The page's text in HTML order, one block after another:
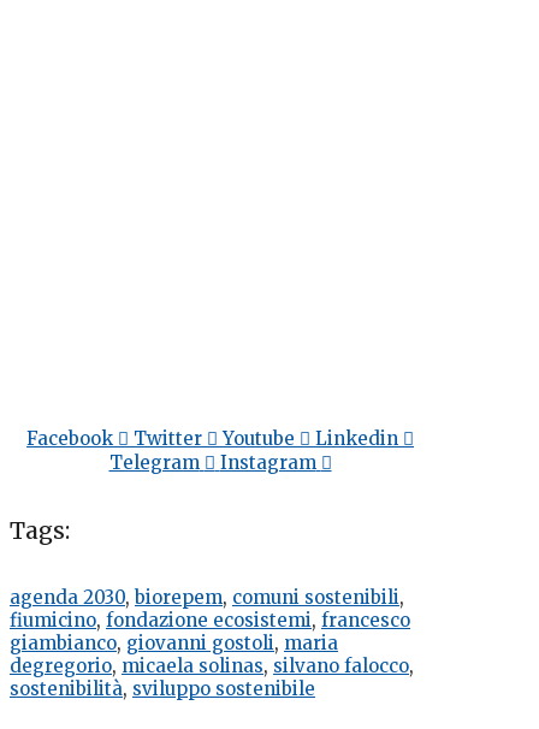
Facebook Twitter Youtube
Linkedin
Telegram
Instagram
Tags:
agenda 2030, biorepem, comuni sostenibili,
fiumicino, fondazione ecosistemi, francesco
giambianco, giovanni gostoli, maria
degregorio, micaela solinas, silvano falocco,
sostenibilità, sviluppo sostenibile